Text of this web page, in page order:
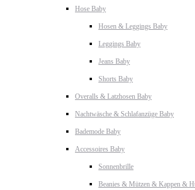
Hose Baby
Hosen & Leggings Baby
Leggings Baby
Jeans Baby
Shorts Baby
Overalls & Latzhosen Baby
Nachtwäsche & Schlafanzüge Baby
Bademode Baby
Accessoires Baby
Sonnenbrille
Beanies & Mützen & Kappen &